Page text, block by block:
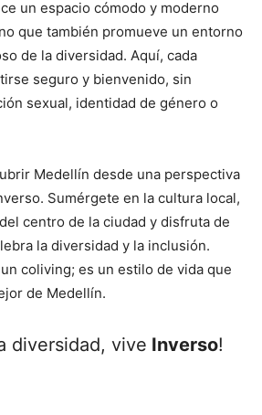
un espacio cómodo y moderno
que también promueve un entorno
de la diversidad. Aquí, cada
seguro y bienvenido, sin
sexual, identidad de género o
Medellín desde una perspectiva
Sumérgete en la cultura local,
centro de la ciudad y disfruta de
la diversidad y la inclusión.
coliving; es un estilo de vida que
de Medellín.
diversidad, vive Inverso!